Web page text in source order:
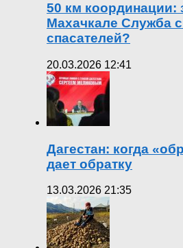
50 км координации:
Махачкале Служба
спасателей?
20.03.2026 12:41
Дагестан: когда
дает обратку
13.03.2026 21:35